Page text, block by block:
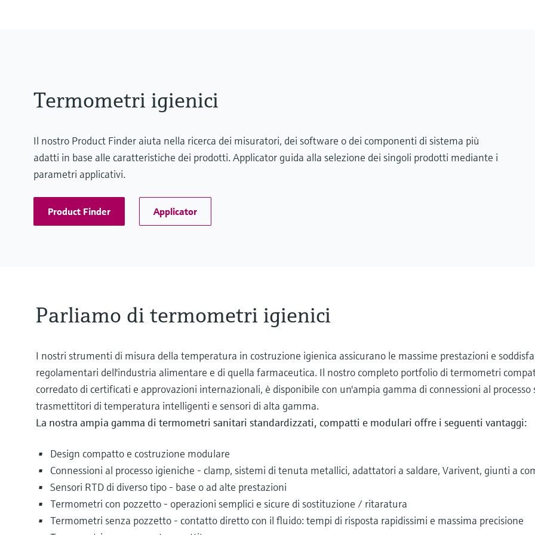
Termometri igienici
Il nostro Product Finder aiuta nella ricerca dei misuratori, dei software o dei componenti di sistema più
adatti in base alle caratteristiche dei prodotti. Applicator guida alla selezione dei singoli prodotti mediante i
parametri applicativi.
Product Finder Applicator
Parliamo di termometri igienici
I nostri strumenti di misura della temperatura in costruzione igienica assicurano le massime prestazioni e
regolamentari dell'industria alimentare e di quella farmaceutica. Il nostro completo portfolio di termometri
corredato di certificati e approvazioni internazionali, è disponibile con un'ampia gamma di connessioni al
trasmettitori di temperatura intelligenti e sensori di alta gamma.
La nostra ampia gamma di termometri sanitari standardizzati, compatti e modulari offre i seguenti vantaggi:
Design compatto e costruzione modulare
Connessioni al processo igieniche - clamp, sistemi di tenuta metallici, adattatori a saldare, Varivent, giunti a
Sensori RTD di diverso tipo - base o ad alte prestazioni
Termometri con pozzetto - operazioni semplici e sicure di sostituzione / ritaratura
Termometri senza pozzetto - contatto diretto con il fluido: tempi di risposta rapidissimi e massima precisione